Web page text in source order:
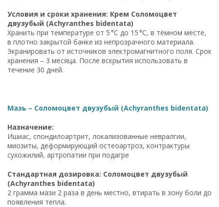
Условия и сроки хранения: Крем Соломоцвет
двузубый (Achyranthes bidentata)
Хранить при температуре от 5 °C до 15 °C, в тёмном месте,
в плотно закрытой банке из непрозрачного материала.
Экранировать от источников электромагнитного поля. Срок
хранения – 3 месяца. После вскрытия использовать в
течение 30 дней.
Мазь – Соломоцвет двузубый (Achyranthes bidentata)
Назначение:
Ишиас, спондилоартрит, локализованные невралгии,
миозиты, деформирующий остеоартроз, контрактуры
сухожилий, артропатии при подагре
Стандартная дозировка: Соломоцвет двузубый
(Achyranthes bidentata)
2 грамма мази 2 раза в день местно, втирать в зону боли до
появления тепла.